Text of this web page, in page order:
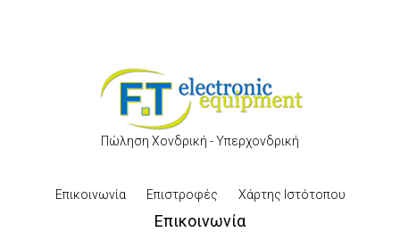
Πώληση Χονδρική - Υπερχονδρική
Επικοινωνία Επιστροφές Χάρτης Ιστότοπου
Επικοινωνία